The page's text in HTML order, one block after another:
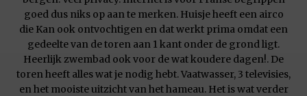
goed dus niks op aan te merken. Huisje heeft een airco
die Kan ook ontvochtigen en dat werkt prima omdat een
gedeelte van de toren aan 1 kant onder de grond ligt.
Heerlijk zwembad ook voor de wat koudere dagen!. De
toren heeft alles wat je nodig hebt. Vaatwasser, 3 televisies,
en het mooiste uitzicht van het hameau. Het is wat verder